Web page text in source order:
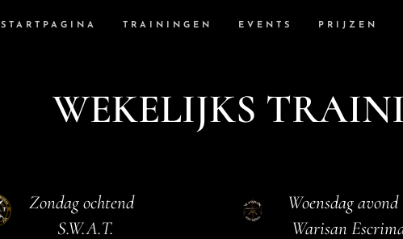
STARTPAGINA TRAININGEN EVENTS PRIJZEN
WEKELIJKS
Zondag ochtend
S.W.A.T.
Woensdag avond
Warisan